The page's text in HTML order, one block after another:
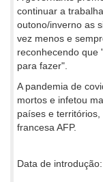
continuar a
outono/inverno as
vez menos e
reconhecendo que
para fazer".
A pandemia de
mortos e infetou
países e
francesa AFP.
Data de